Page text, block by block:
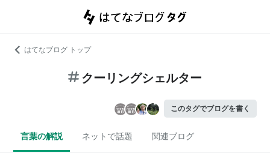
はてなブログ トップ
クーリングシェルター
このタグでブログを書く
言葉の解説 ネットで話題 関連ブログ